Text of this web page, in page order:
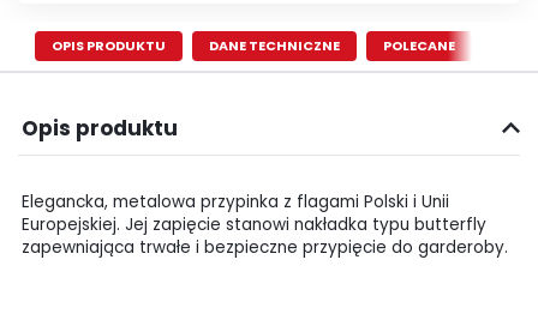
OPIS PRODUKTU DANE TECHNICZNE POLECANE
Opis produktu
Elegancka, metalowa przypinka z flagami Polski i Unii
Europejskiej. Jej zapięcie stanowi nakładka typu butterfly
zapewniająca trwałe i bezpieczne przypięcie do garderoby.